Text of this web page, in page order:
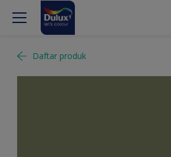
Daftar produk